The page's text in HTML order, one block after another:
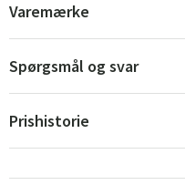
Varemærke
Spørgsmål og svar
Prishistorie